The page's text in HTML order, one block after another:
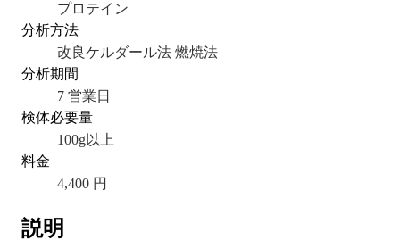
プロテイン
分析方法
改良ケルダール法 燃焼法
分析期間
7 営業日
検体必要量
100g以上
料金
4,400 円
説明